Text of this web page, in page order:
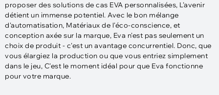
proposer des solutions de cas EVA personnalisées, L'avenir
détient un immense potentiel. Avec le bon mélange
d'automatisation, Matériaux de l'éco-conscience, et
conception axée sur la marque, Eva n'est pas seulement un
choix de produit - c'est un avantage concurrentiel. Donc, que
vous élargiez la production ou que vous entriez simplement
dans le jeu, C'est le moment idéal pour que Eva fonctionne
pour votre marque.